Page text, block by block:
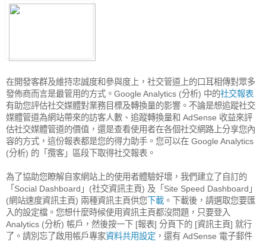
在開發客群及維持忠誠度和參與度上，社交管道上的口耳相傳對眾多
發佈商而言是最管用的方式。Google Analytics (分析) 中的社交報表
有助您評估社交媒體對業務目標及轉換量的影響。不論是想追蹤社交
媒體管道為網站帶來的訪客人數、追蹤轉換量和 AdSense 收益來評
估社交媒體管道的價值，還是查看使用者在各個社交網路上分享您內
容的方式，這份報表都是您的得力助手。您可以在 Google Analytics
(分析) 的「攬客」區段下取得社交報表。
為了協助您瞭解自家網站上的使用者體驗好壞，我們建立了自訂的
「Social Dashboard」(社交資訊主頁) 及「Site Speed Dashboard」
(網站速度資訊主頁) 兩種資訊主頁供您 下載 。下載後，請選取您要匯
入的設定檔。您想什麼時候使用資訊主頁都沒問題，只要登入
Analytics (分析) 帳戶，然後按一下 [報表] 分頁下的 [資訊主頁] 就行
了。請別忘了啟用帳戶專家資料共用設定 ，還有 AdSense 電子郵件